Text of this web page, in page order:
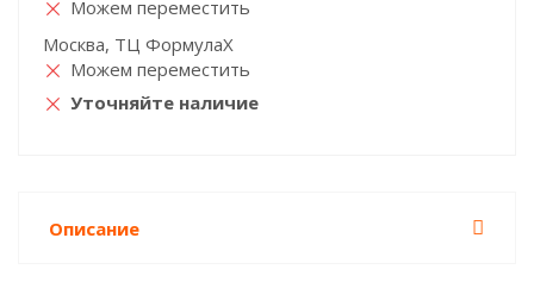
Можем переместить
Москва, ТЦ ФормулаХ
Можем переместить
Уточняйте наличие
Описание